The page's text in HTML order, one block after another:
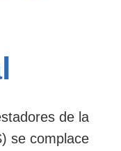
de la
se complace